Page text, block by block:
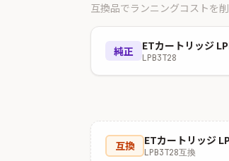
互換品でランニングコストを
純正 ETカートリッジ
LPB3T28
互換 ETカートリッジ
LPB3T28互換